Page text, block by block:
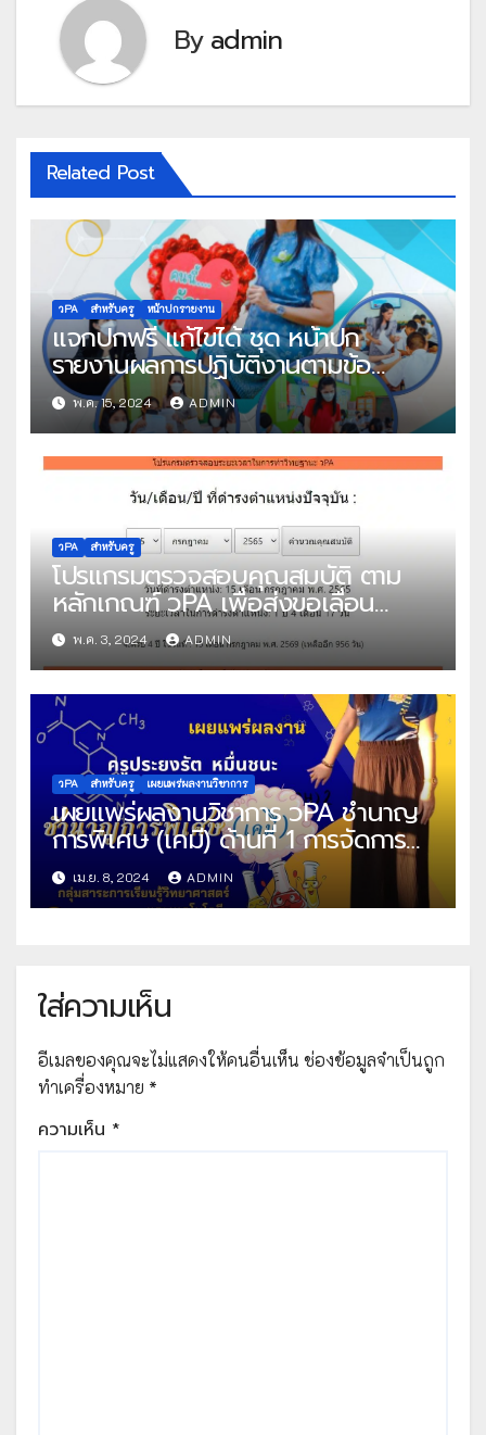
Byadmin
Related Post
วPA สำหรับครู หน้าปกรายงาน
แจกปกฟรี แก้ไขได้ ชุด หน้าปก
รายงานผลการปฏิบัติงานตามข้อ
ตกลง(PA) สำหรับข้าราชการครูและ
บุคลากรทางการศึกษา ตำแหน่ง ครู
ไฟล์ Power Point แก้ไขได้ โดย
คุณครูละออ กองรส
พ.ค. 15, 2024 ADMIN
วPA สำหรับครู
โปรแกรมตรวจสอบคุณสมบัติ ตาม
หลักเกณฑ์ วPA เพื่อส่งขอเลื่อน
วิทยฐานะ
พ.ค. 3, 2024 ADMIN
วPA สำหรับครู เผยแพร่ผลงานวิชาการ
เผยแพร่ผลงานวิชาการ วPA ชำนาญ
การพิเศษ (เคมี) ด้านที่ 1 การจัดการ
เรียนการสอน แผนการสอน คลิปวีดีโอ
สอน คลิปวีดีโอแรงบันดาลใจ ด้านที่ 2
ด้านผลลัพธ์ไฟล์วีดีโอ ไฟล์ภาพ และ
เม.ย. 8, 2024 ADMIN
ใส่ความเห็น
อีเมลของคุณจะไม่แสดงให้คนอื่นเห็น ช่องข้อมูลจำเป็นถูก
ทำเครื่องหมาย *
ความเห็น *